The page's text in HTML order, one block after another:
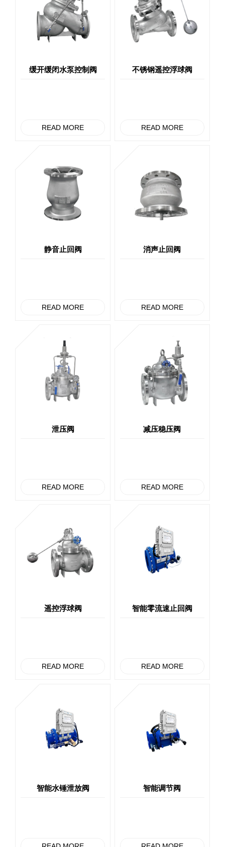
缓开缓闭水泵控制阀
READ MORE
不锈钢遥控浮球阀
READ MORE
静音止回阀
READ MORE
消声止回阀
READ MORE
泄压阀
READ MORE
减压稳压阀
READ MORE
遥控浮球阀
READ MORE
智能零流速止回阀
READ MORE
智能水锤泄放阀 智能调节阀